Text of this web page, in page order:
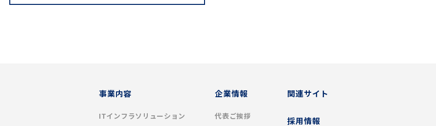
事業内容
ITインフラソリューション
企業情報
代表ご挨拶
関連サイト
採用情報